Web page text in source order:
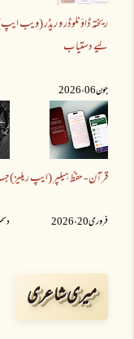
ریختہ ڈاؤنلوڈر و ریڈر (ویب
لیے دستیاب
جون 06 ،2026
قرآن - حفظ ہیلپر (ایپ ریلیز)
فروری 20 ،2026 دسمبر
میری شاعری